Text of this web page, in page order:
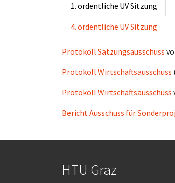
1. ordentliche UV Sitzung
4. ordentliche UV Sitzung
Protokoll Satzungsausschuss
Protokoll Wirtschaftsausschuss
Protokoll Wirtschaftsausschuss
Bericht Ausschuss für
HTU Graz